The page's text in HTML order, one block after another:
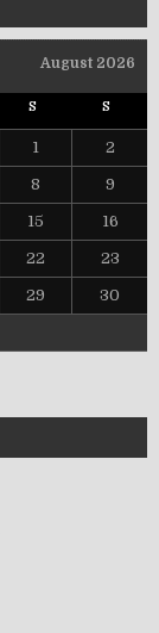
August 2026
S S
1 2
8 9
15 16
22 23
29 30